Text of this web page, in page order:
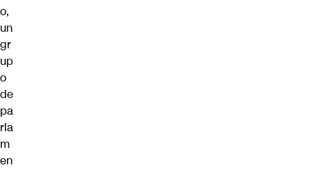
o,
un
gr
up
o
de
pa
rla
m
en